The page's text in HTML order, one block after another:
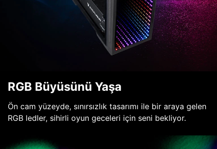
RGB Büyüsünü Yaşa
Ön cam yüzeyde, sınırsızlık tasarımı ile bir araya gelen
RGB ledler, sihirli oyun geceleri için seni bekliyor.